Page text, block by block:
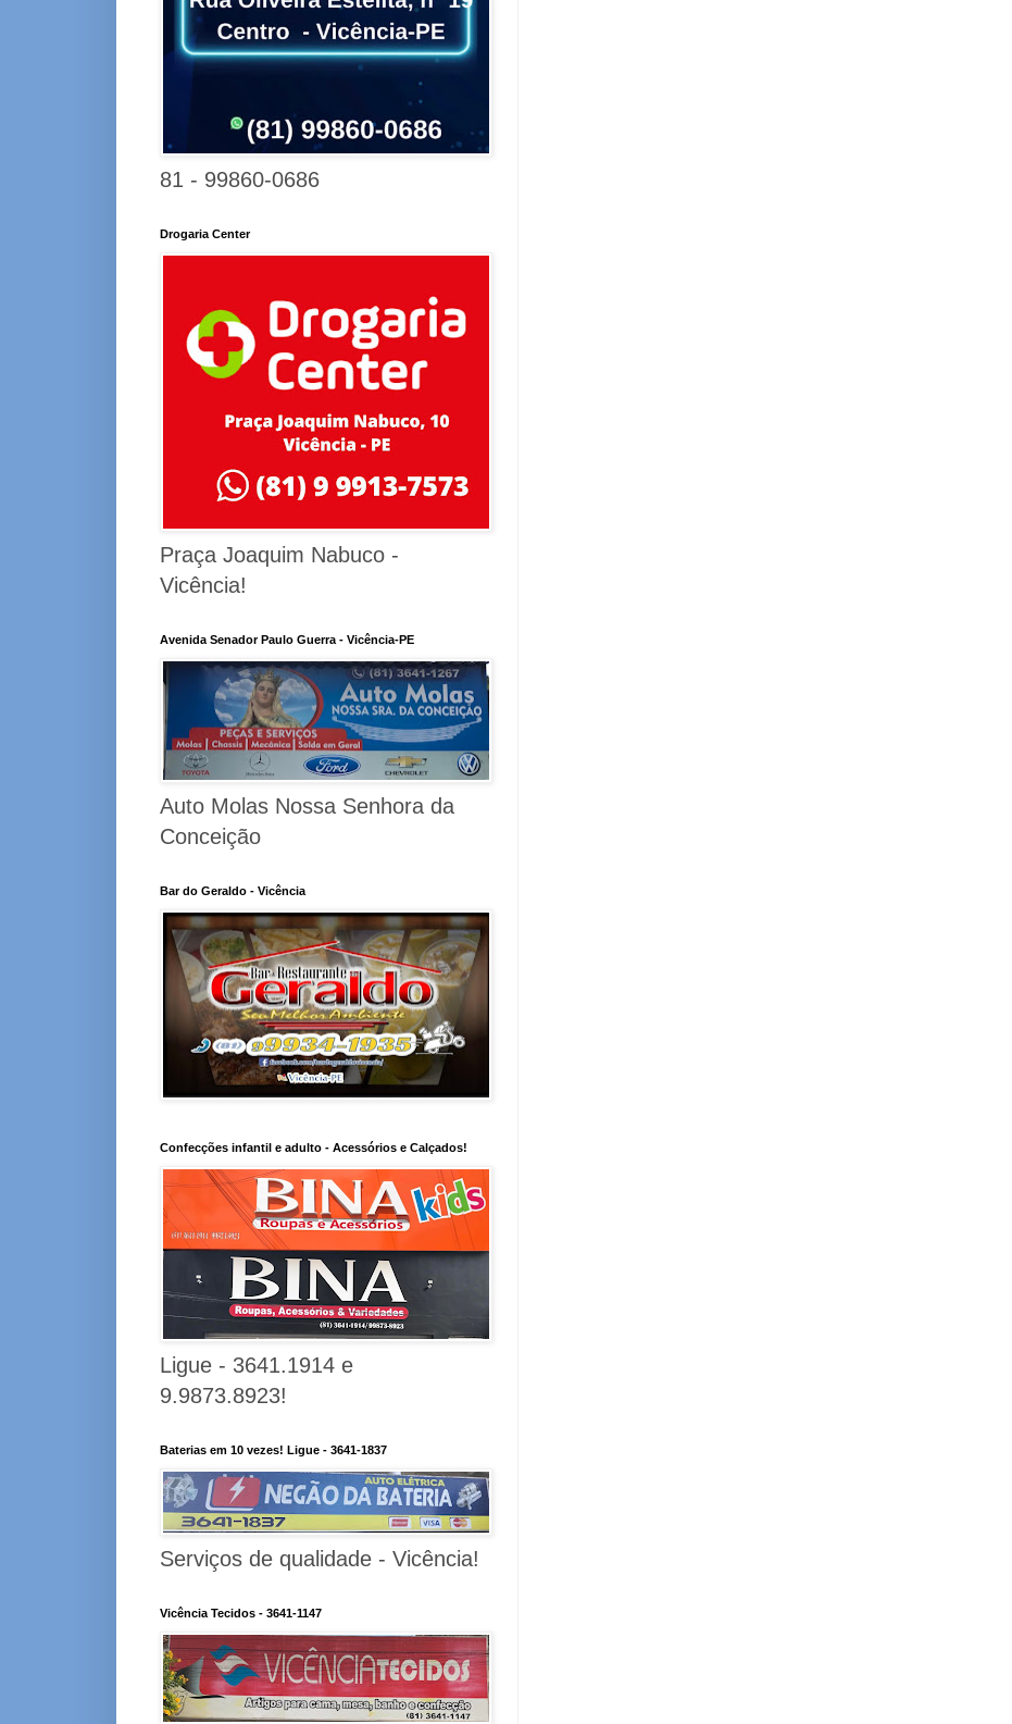
81 - 99860-0686
Drogaria Center
Praça Joaquim Nabuco -
Vicência!
Avenida Senador Paulo Guerra - Vicência-PE
Auto Molas Nossa Senhora da
Conceição
Bar do Geraldo - Vicência
Confecções infantil e adulto - Acessórios e Calçados!
Ligue - 3641.1914 e
9.9873.8923!
Baterias em 10 vezes! Ligue - 3641-1837
Serviços de qualidade - Vicência!
Vicência Tecidos - 3641-1147